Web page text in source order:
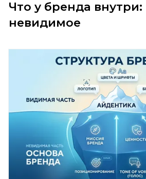
Что у бренда
невидимое